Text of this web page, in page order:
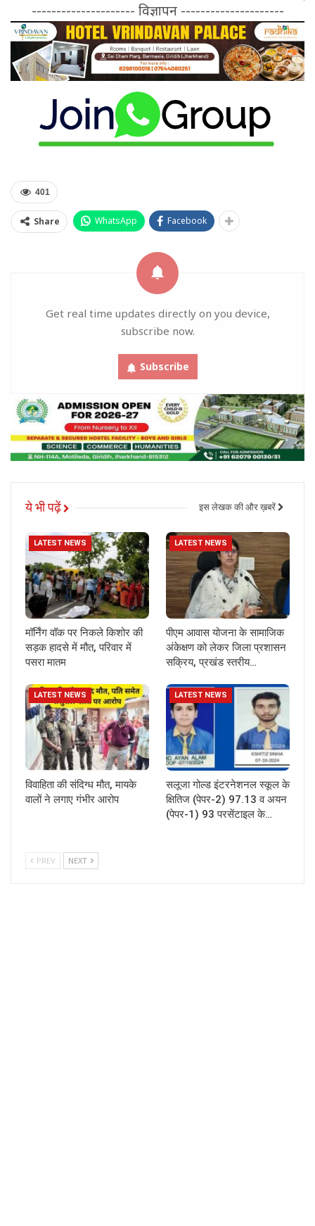
--------------------- विज्ञापन ---------------------
401
Share WhatsApp Facebook
Get real time updates directly on you device,
subscribe now.
Subscribe
ये भी पढ़ें इस लेखक की और ख़बरें
LATEST NEWS
मॉर्निंग वॉक पर निकले किशोर की
सड़क हादसे में मौत, परिवार में
पसरा मातम
LATEST NEWS
पीएम आवास योजना के सामाजिक
अंकेक्षण को लेकर जिला प्रशासन
सक्रिय, प्रखंड स्तरीय…
LATEST NEWS
विवाहिता की संदिग्ध मौत, मायके
वालों ने लगाए गंभीर आरोप
LATEST NEWS
सलूजा गोल्ड इंटरनेशनल स्कूल के
क्षितिज (पेपर-2) 97.13 व अयन
(पेपर-1) 93 परसेंटाइल के…
PREV NEXT